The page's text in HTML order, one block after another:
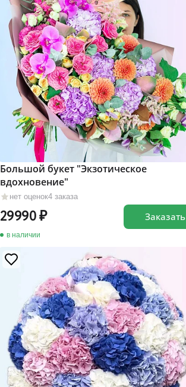
нет оценок4 заказа
Большой букет "Экзотическое
вдохновение"
29990
в наличии
Заказать